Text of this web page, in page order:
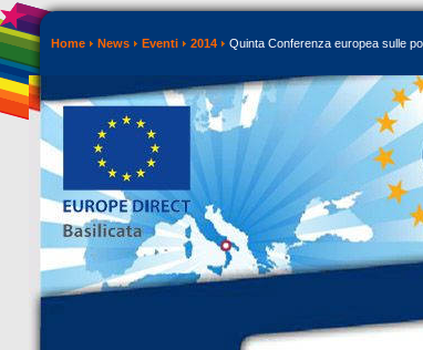
Home News Eventi 2014 Quinta Conferenza europea sulle